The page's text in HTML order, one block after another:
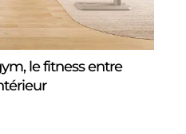
le fitness entre